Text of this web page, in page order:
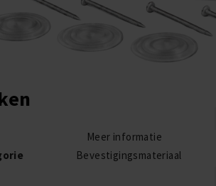
van de afbeeldingen-gallerij
Meer informatie
Bevestigingsmateriaal